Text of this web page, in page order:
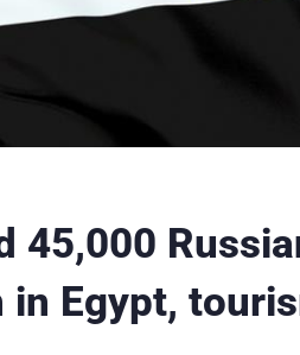
45,000
in Egypt,